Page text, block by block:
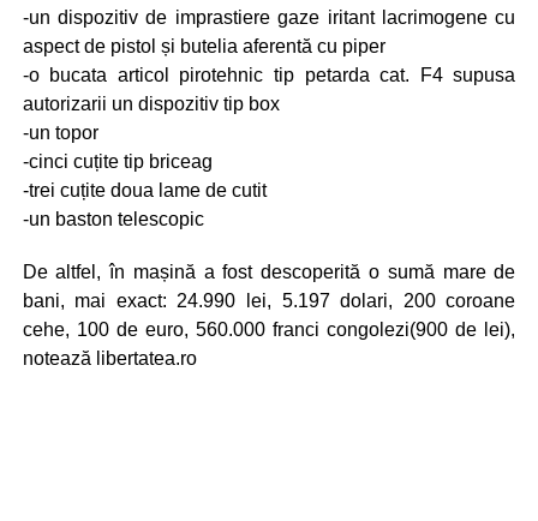
-un dispozitiv de imprastiere gaze iritant lacrimogene cu
aspect de pistol și butelia aferentă cu piper
-o bucata articol pirotehnic tip petarda cat. F4 supusa
autorizarii un dispozitiv tip box
-un topor
-cinci cuțite tip briceag
-trei cuțite doua lame de cutit
-un baston telescopic
De altfel, în mașină a fost descoperită o sumă mare de
bani, mai exact: 24.990 lei, 5.197 dolari, 200 coroane
cehe, 100 de euro, 560.000 franci congolezi(900 de lei),
notează libertatea.ro